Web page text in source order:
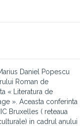
Daniel Popescu
Roman de
« Literatura de
». Aceasta conferinta
Bruxelles ( reteaua
in cadrul anului